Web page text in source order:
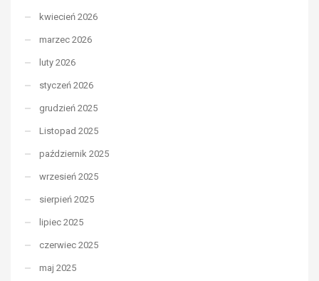
kwiecień 2026
marzec 2026
luty 2026
styczeń 2026
grudzień 2025
Listopad 2025
październik 2025
wrzesień 2025
sierpień 2025
lipiec 2025
czerwiec 2025
maj 2025